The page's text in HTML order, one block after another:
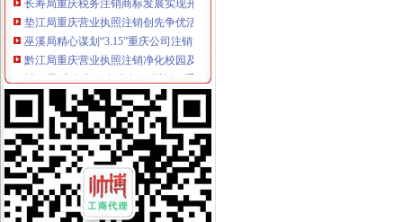
垫江局重庆营业执照注销创先争优活动呈现五大点
巫溪局精心谋划“3.15”重庆公司注销活动
黔江局重庆营业执照注销净化校园及周边环境
城口局“齐收集、多联合、巧施行”重庆营业执照注销谋划“3.15”活动
2010年重庆市重庆代办公司流通领域电热毯质量监测况
2010年重庆市重庆公司注销流通领域插头插座质量监测况
沈金副局重庆分公司注销长对北碚局工作提出五点要求
市微企办、重庆税务注销市教委组织召开在校大创办微企座谈会
市重庆税务注销局机关全力帮扶铁峰乡留守儿童
执法局重庆代办公司总支创先争优活动获佳绩
潼南局重庆分公司注销四举措抓案件质量
市重庆代办公司局田野副巡视员率队开展2010年区县食品安全工作考核